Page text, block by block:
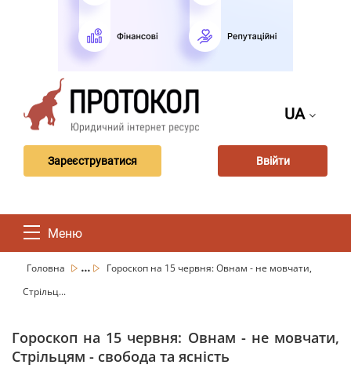
UA
Зареєструватися Ввійти
Меню
Головна ...
Гороскоп на 15 червня: Овнам - не мовчати,
Стрільц...
Гороскоп на 15 червня: Овнам - не мовчати,
Стрільцям - свобода та ясність